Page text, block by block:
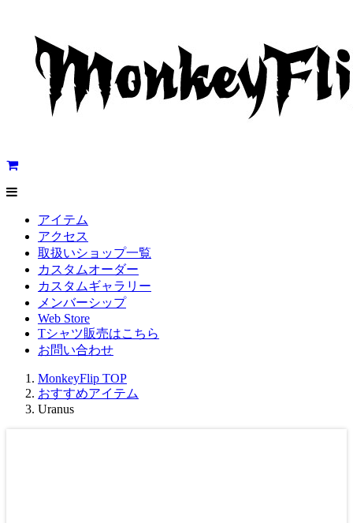
アイテム
アクセス
取扱いショップ一覧
カスタムオーダー
カスタムギャラリー
メンバーシップ
Web Store
Tシャツ販売はこちら
お問い合わせ
MonkeyFlip TOP
おすすめアイテム
Uranus